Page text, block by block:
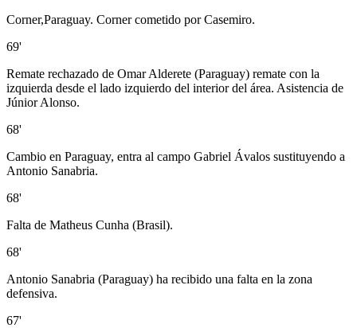
Corner,Paraguay. Corner cometido por Casemiro.
69'
Remate rechazado de Omar Alderete (Paraguay) remate con la
izquierda desde el lado izquierdo del interior del área. Asistencia de
Júnior Alonso.
68'
Cambio en Paraguay, entra al campo Gabriel Ávalos sustituyendo a
Antonio Sanabria.
68'
Falta de Matheus Cunha (Brasil).
68'
Antonio Sanabria (Paraguay) ha recibido una falta en la zona
defensiva.
67'